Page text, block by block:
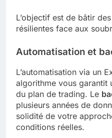
L’objectif est de bâtir
résilientes face aux
Automatisation et
L’automatisation via un
algorithme vous garantit
du plan de trading. Le
plusieurs années de
solidité de votre
conditions réelles.